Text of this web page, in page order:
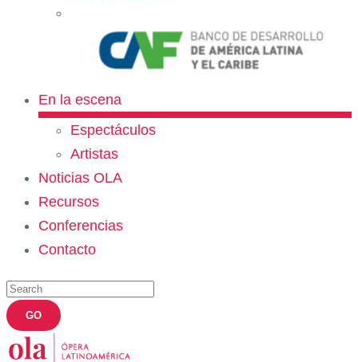
En la escena
Espectáculos
Artistas
Noticias OLA
Recursos
Conferencias
Contacto